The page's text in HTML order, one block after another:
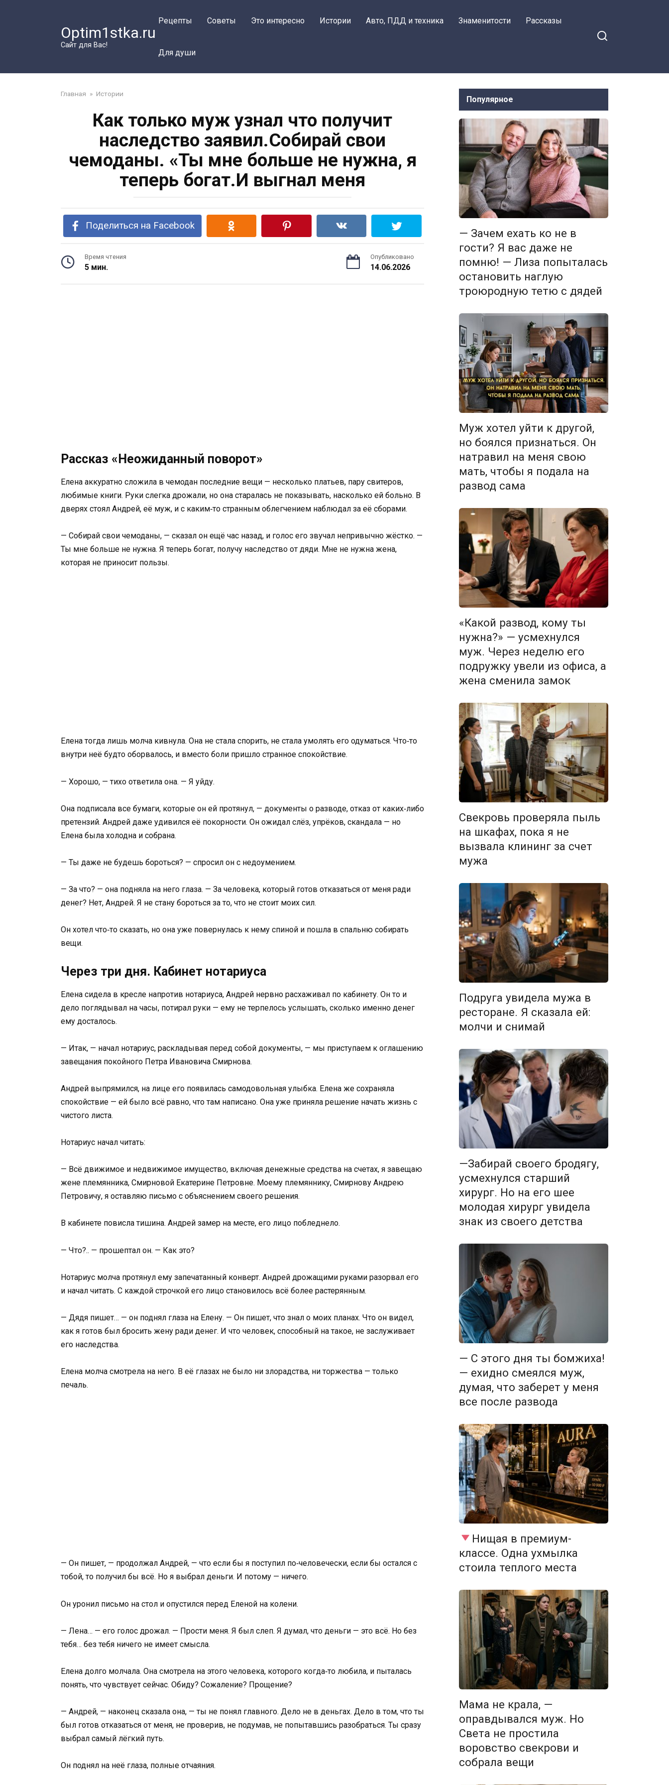
Optim1stka.ru
Сайт для Вас!
Рецепты Советы Это интересно Истории Авто, ПДД и техника Знаменитости Рассказы
Для души
Главная » Истории
Как только муж узнал что получит
наследство заявил.Собирай свои
чемоданы. «Ты мне больше не нужна, я
теперь богат.И выгнал меня
Поделиться на Facebook
Время чтения
5 мин.
Опубликовано
14.06.2026
Рассказ «Неожиданный поворот»
Елена аккуратно сложила в чемодан последние вещи — несколько платьев, пару свитеров,
любимые книги. Руки слегка дрожали, но она старалась не показывать, насколько ей больно. В
дверях стоял Андрей, её муж, и с каким‑то странным облегчением наблюдал за её сборами.
— Собирай свои чемоданы, — сказал он ещё час назад, и голос его звучал непривычно жёстко. —
Ты мне больше не нужна. Я теперь богат, получу наследство от дяди. Мне не нужна жена,
которая не приносит пользы.
Елена тогда лишь молча кивнула. Она не стала спорить, не стала умолять его одуматься. Что‑то
внутри неё будто оборвалось, и вместо боли пришло странное спокойствие.
— Хорошо, — тихо ответила она. — Я уйду.
Она подписала все бумаги, которые он ей протянул, — документы о разводе, отказ от каких‑либо
претензий. Андрей даже удивился её покорности. Он ожидал слёз, упрёков, скандала — но
Елена была холодна и собрана.
— Ты даже не будешь бороться? — спросил он с недоумением.
— За что? — она подняла на него глаза. — За человека, который готов отказаться от меня ради
денег? Нет, Андрей. Я не стану бороться за то, что не стоит моих сил.
Он хотел что‑то сказать, но она уже повернулась к нему спиной и пошла в спальню собирать
вещи.
Через три дня. Кабинет нотариуса
Елена сидела в кресле напротив нотариуса, Андрей нервно расхаживал по кабинету. Он то и
дело поглядывал на часы, потирал руки — ему не терпелось услышать, сколько именно денег
ему досталось.
— Итак, — начал нотариус, раскладывая перед собой документы, — мы приступаем к оглашению
завещания покойного Петра Ивановича Смирнова.
Андрей выпрямился, на лице его появилась самодовольная улыбка. Елена же сохраняла
спокойствие — ей было всё равно, что там написано. Она уже приняла решение начать жизнь с
чистого листа.
Нотариус начал читать:
— Всё движимое и недвижимое имущество, включая денежные средства на счетах, я завещаю
жене племянника, Смирновой Екатерине Петровне. Моему племяннику, Смирнову Андрею
Петровичу, я оставляю письмо с объяснением своего решения.
В кабинете повисла тишина. Андрей замер на месте, его лицо побледнело.
— Что?.. — прошептал он. — Как это?
Нотариус молча протянул ему запечатанный конверт. Андрей дрожащими руками разорвал его
и начал читать. С каждой строчкой его лицо становилось всё более растерянным.
— Дядя пишет… — он поднял глаза на Елену. — Он пишет, что знал о моих планах. Что он видел,
как я готов был бросить жену ради денег. И что человек, способный на такое, не заслуживает
его наследства.
Елена молча смотрела на него. В её глазах не было ни злорадства, ни торжества — только
печаль.
— Он пишет, — продолжал Андрей, — что если бы я поступил по‑человечески, если бы остался с
тобой, то получил бы всё. Но я выбрал деньги. И потому — ничего.
Он уронил письмо на стол и опустился перед Еленой на колени.
— Лена… — его голос дрожал. — Прости меня. Я был слеп. Я думал, что деньги — это всё. Но без
тебя… без тебя ничего не имеет смысла.
Елена долго молчала. Она смотрела на этого человека, которого когда‑то любила, и пыталась
понять, что чувствует сейчас. Обиду? Сожаление? Прощение?
— Андрей, — наконец сказала она, — ты не понял главного. Дело не в деньгах. Дело в том, что ты
был готов отказаться от меня, не проверив, не подумав, не попытавшись разобраться. Ты сразу
выбрал самый лёгкий путь.
Он поднял на неё глаза, полные отчаяния.
Популярное
— Зачем ехать ко не в
гости? Я вас даже не
помню! — Лиза попыталась
остановить наглую
троюродную тетю с дядей
Муж хотел уйти к другой,
но боялся признаться. Он
натравил на меня свою
мать, чтобы я подала на
развод сама
«Какой развод, кому ты
нужна?» — усмехнулся
муж. Через неделю его
подружку увели из офиса, а
жена сменила замок
Свекровь проверяла пыль
на шкафах, пока я не
вызвала клининг за счет
мужа
Подруга увидела мужа в
ресторане. Я сказала ей:
молчи и снимай
—Забирай своего бродягу,
усмехнулся старший
хирург. Но на его шее
молодая хирург увидела
знак из своего детства
— С этого дня ты бомжиха!
— ехидно смеялся муж,
думая, что заберет у меня
все после развода
Нищая в премиум-
классе. Одна ухмылка
стоила теплого места
Мама не крала, —
оправдывался муж. Но
Света не простила
воровство свекрови и
собрала вещи
Кошмал